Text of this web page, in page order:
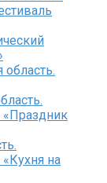
«Праздник
на